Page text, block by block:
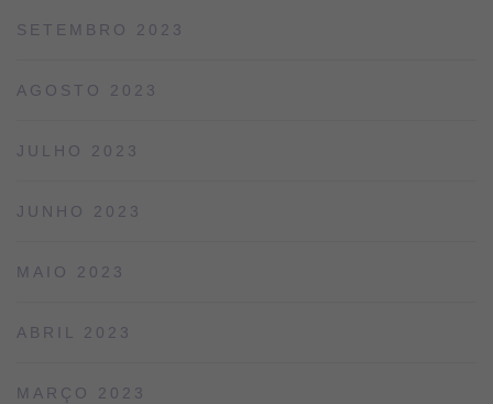
SETEMBRO 2023
AGOSTO 2023
JULHO 2023
JUNHO 2023
MAIO 2023
ABRIL 2023
MARÇO 2023